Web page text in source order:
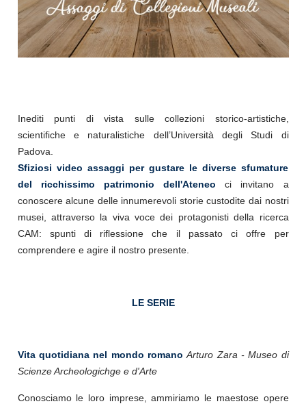
Inediti punti di vista sulle collezioni storico-artistiche,
scientifiche e naturalistiche dell’Università degli Studi di
Padova.
Sfiziosi video assaggi per gustare le diverse sfumature
del ricchissimo patrimonio dell'Ateneo ci invitano a
conoscere alcune delle innumerevoli storie custodite dai nostri
musei, attraverso la viva voce dei protagonisti della ricerca
CAM: spunti di riflessione che il passato ci offre per
comprendere e agire il nostro presente.
LE SERIE
Vita quotidiana nel mondo romano Arturo Zara - Museo di
Scienze Archeologichge e d'Arte
Conosciamo le loro imprese, ammiriamo le maestose opere